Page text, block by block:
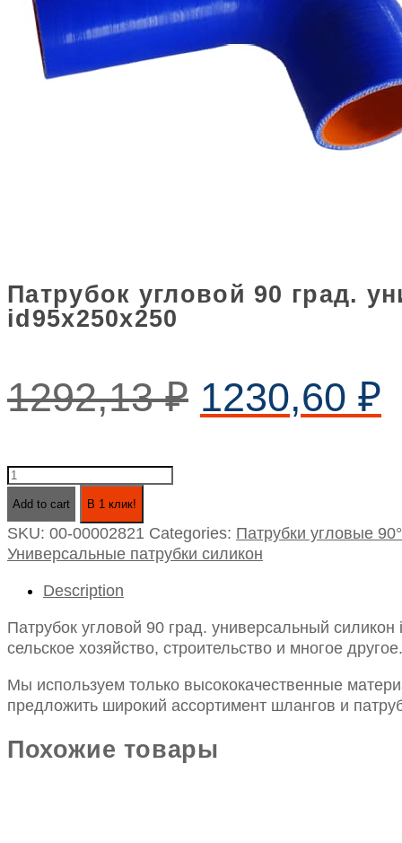
Патрубок угловой 90 град.
id95х250х250
1292,13₽ 1230,60 ₽
Патрубок
град.
универсальный
id95х250х250
quantity
Add to cart В 1 клик!
SKU: 00-00002821 Categories: Патрубки угловые 90°
Универсальные патрубки силикон
Description
Патрубок угловой 90 град. универсальный
сельское хозяйство, строительство и многое
Мы используем только высококачественные
предложить широкий ассортимент шлангов и
Похожие товары